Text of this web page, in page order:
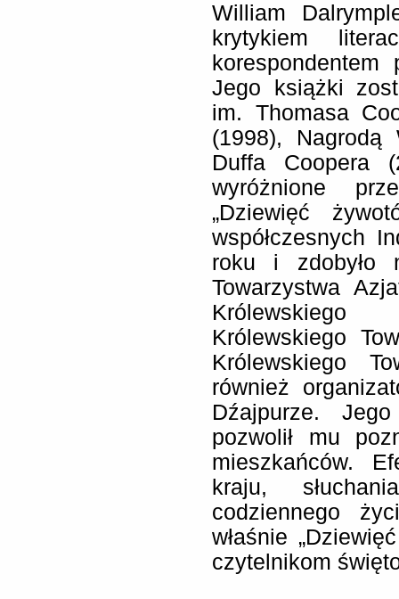
William
krytykiem
korespondentem
Jego książki
im. Thomasa
(1998), Nagrodą
Duffa Coopera
wyróżnione
„Dziewięć
współczesnych
roku i zdobyło
Towarzystwa
Królewskiego
Królewskiego
Królewskiego
również
Dźajpurze.
pozwolił mu
mieszkańców.
kraju,
codziennego
właśnie
czytelnikom